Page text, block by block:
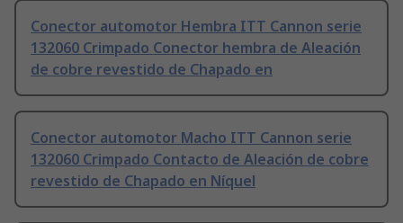
Conector automotor Hembra ITT Cannon serie
132060 Crimpado Conector hembra de Aleación
de cobre revestido de Chapado en
Conector automotor Macho ITT Cannon serie
132060 Crimpado Contacto de Aleación de cobre
revestido de Chapado en Níquel